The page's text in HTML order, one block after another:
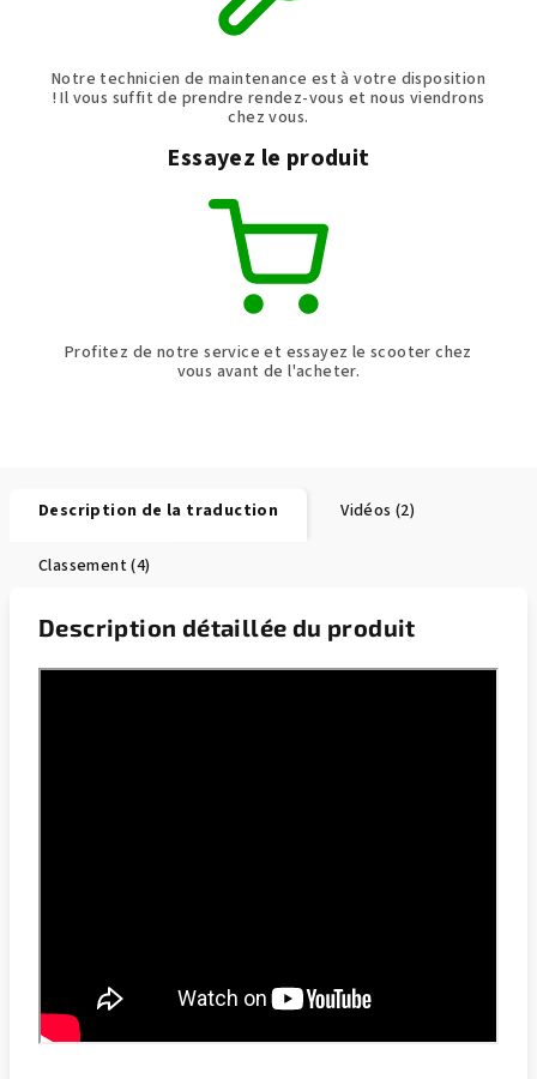
Notre technicien de maintenance est à votre disposition
! Il vous suffit de prendre rendez-vous et nous viendrons
chez vous.
Essayez le produit
Profitez de notre service et essayez le scooter chez
vous avant de l'acheter.
Description de la traduction Vidéos (2)
Classement (4)
Description détaillée du produit